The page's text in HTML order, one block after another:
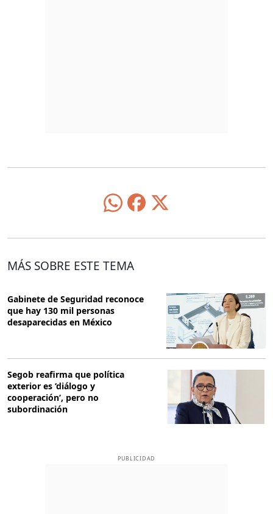
MÁS SOBRE ESTE TEMA
Gabinete de Seguridad reconoce
que hay 130 mil personas
desaparecidas en México
Segob reafirma que política
exterior es ‘diálogo y
cooperación’, pero no
subordinación
PUBLICIDAD